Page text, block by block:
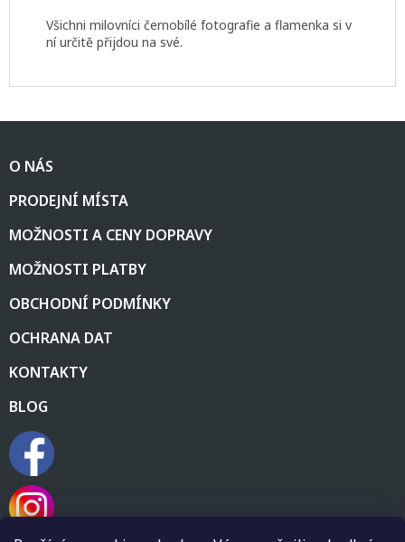
Všichni milovníci černobílé fotografie a flamenka si v
ní určitě přijdou na své.
Z
pO NÁS
PRODEJNÍ MÍSTA
MOŽNOSTI A CENY DOPRAVY
MOŽNOSTI PLATBY
OBCHODNÍ PODMÍNKY
OCHRANA DAT
KONTAKTY
BLOG